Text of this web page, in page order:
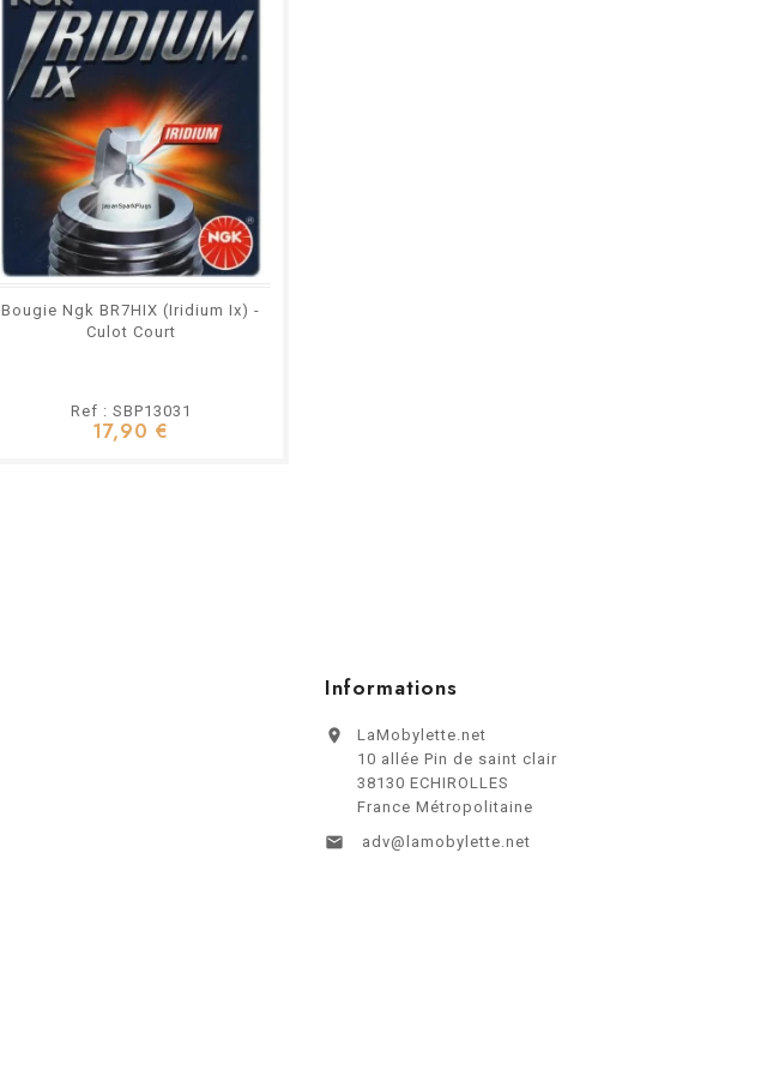
Bougie Ngk BR7HIX (Iridium Ix) -
Culot Court
Ref : SBP13031
17,90 €
Informations

LaMobylette.net
10 allée Pin de saint clair
38130 ECHIROLLES
France Métropolitaine
 adv@lamobylette.net